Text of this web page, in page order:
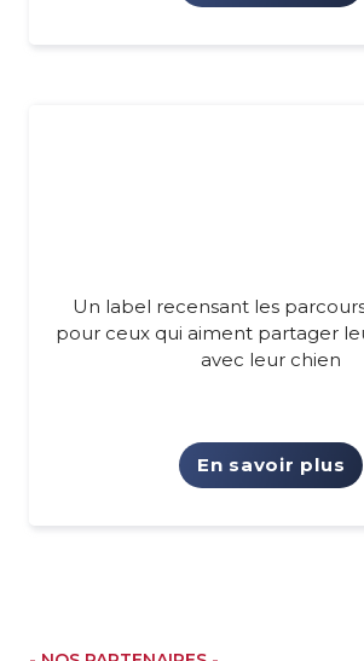
Un label recensant les
pour ceux qui aiment partager
avec leur chien
En savoir plus